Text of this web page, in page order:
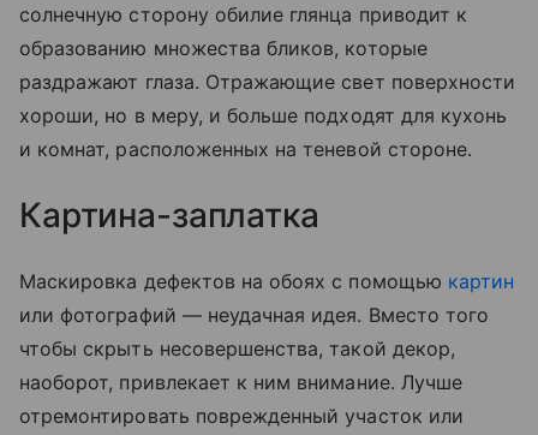
солнечную сторону обилие глянца приводит к
образованию множества бликов, которые
раздражают глаза. Отражающие свет поверхности
хороши, но в меру, и больше подходят для кухонь
и комнат, расположенных на теневой стороне.
Картина-заплатка
Маскировка дефектов на обоях с помощью картин
или фотографий — неудачная идея. Вместо того
чтобы скрыть несовершенства, такой декор,
наоборот, привлекает к ним внимание. Лучше
отремонтировать поврежденный участок или